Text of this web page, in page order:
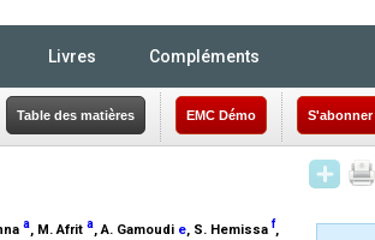
Livres Compléments
Table des matières EMC Démo S'abonner
a, M. Afrit a, A. Gamoudi e, S. Hemissa f,